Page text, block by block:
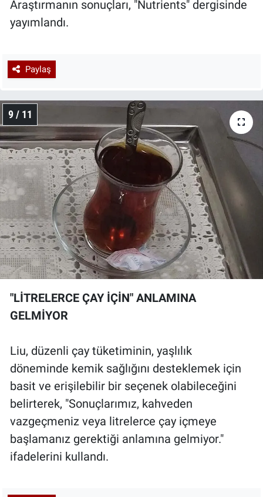
Araştırmanın sonuçları, "Nutrients" dergisinde
yayımlandı.
Paylaş
9 / 11
"LİTRELERCE ÇAY İÇİN" ANLAMINA
GELMİYOR
Liu, düzenli çay tüketiminin, yaşlılık
döneminde kemik sağlığını desteklemek için
basit ve erişilebilir bir seçenek olabileceğini
belirterek, "Sonuçlarımız, kahveden
vazgeçmeniz veya litrelerce çay içmeye
başlamanız gerektiği anlamına gelmiyor."
ifadelerini kullandı.